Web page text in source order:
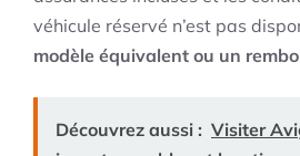
véhicule réservé n’est pas
modèle équivalent ou un
Découvrez aussi : Visiter